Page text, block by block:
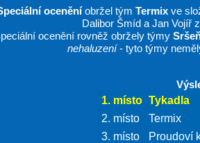
oceněníobržel tým Termixve
Dalibor Šmíd a Jan Vojíř
ocenění rovněž obržely týmy
nehaluzení- tyto týmy
1. místo Tykadla
2. místo
Termix
3. místo
Proudoví